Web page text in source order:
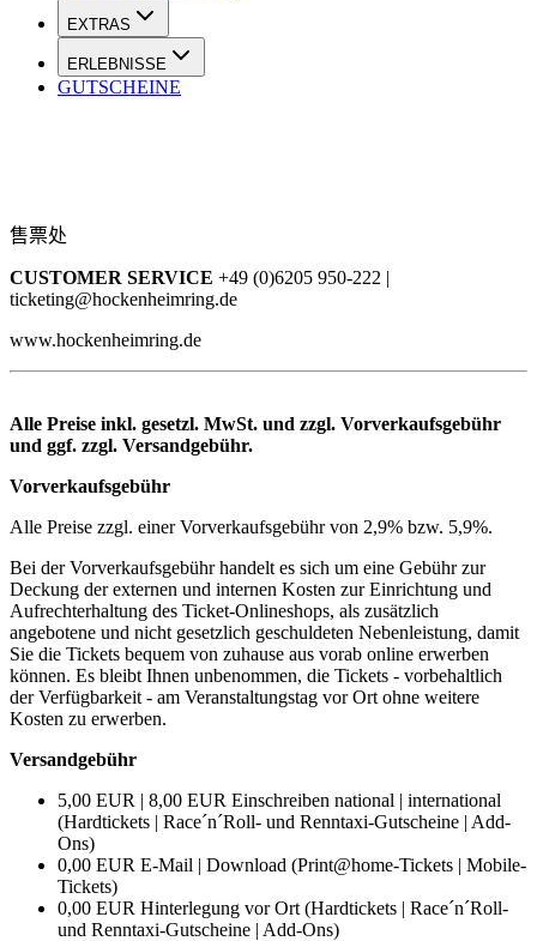
EXTRAS
ERLEBNISSE
GUTSCHEINE
售票处
CUSTOMER SERVICE +49 (0)6205 950-222 |
ticketing@hockenheimring.de
www.hockenheimring.de
Alle Preise inkl. gesetzl. MwSt. und zzgl. Vorverkaufsgebühr
und ggf. zzgl. Versandgebühr.
Vorverkaufsgebühr
Alle Preise zzgl. einer Vorverkaufsgebühr von 2,9% bzw. 5,9%.
Bei der Vorverkaufsgebühr handelt es sich um eine Gebühr zur
Deckung der externen und internen Kosten zur Einrichtung und
Aufrechterhaltung des Ticket-Onlineshops, als zusätzlich
angebotene und nicht gesetzlich geschuldeten Nebenleistung, damit
Sie die Tickets bequem von zuhause aus vorab online erwerben
können. Es bleibt Ihnen unbenommen, die Tickets - vorbehaltlich
der Verfügbarkeit - am Veranstaltungstag vor Ort ohne weitere
Kosten zu erwerben.
Versandgebühr
5,00 EUR | 8,00 EUR Einschreiben national | international
(Hardtickets | Race´n´Roll- und Renntaxi-Gutscheine | Add-
Ons)
0,00 EUR E-Mail | Download (Print@home-Tickets | Mobile-
Tickets)
0,00 EUR Hinterlegung vor Ort (Hardtickets | Race´n´Roll-
und Renntaxi-Gutscheine | Add-Ons)